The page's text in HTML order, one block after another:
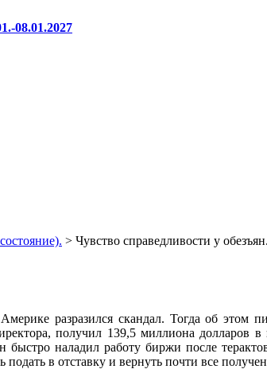
08.01.2027
> Чувство справедливости у обезъян.
разразился скандал. Тогда об этом
получил 139,5 миллиона
наладил работу биржи после
в отставку и вернуть почти все